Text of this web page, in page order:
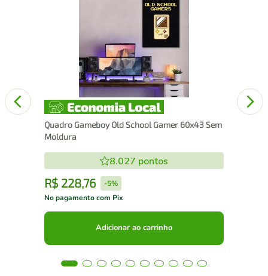
Quadro Gameboy Old School Gamer 60x43 Sem
Moldura
8.027 pontos
R$ 228,76 -5%
No pagamento com Pix
Adicionar ao carrinho